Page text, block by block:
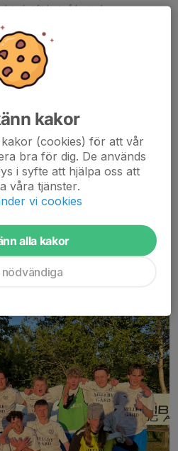
i förlust på bortaplan
en gång var förutsättningarna
det tyvärr hemmalaget som drar
Vilans IP utan några...
IF
serieledning i
kakor
(cookies) för att vår
bra för dig. De används
i syfte att hjälpa oss att
våra tjänster.
vi cookies
alla kakor
nödvändiga